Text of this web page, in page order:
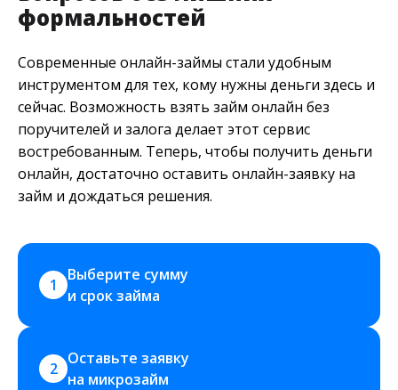
формальностей
Современные онлайн-займы стали удобным
инструментом для тех, кому нужны деньги здесь и
сейчас. Возможность взять займ онлайн без
поручителей и залога делает этот сервис
востребованным. Теперь, чтобы получить деньги
онлайн, достаточно оставить онлайн-заявку на
займ и дождаться решения.
1
Выберите сумму
и срок займа
2
Оставьте заявку
на микрозайм